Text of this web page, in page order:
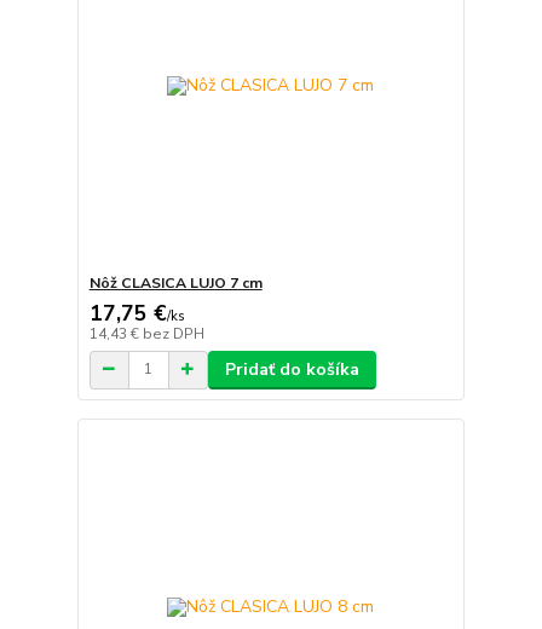
Nôž CLASICA LUJO 7 cm
17,75 €/ks
14,43 € bez DPH
Pridať do košíka